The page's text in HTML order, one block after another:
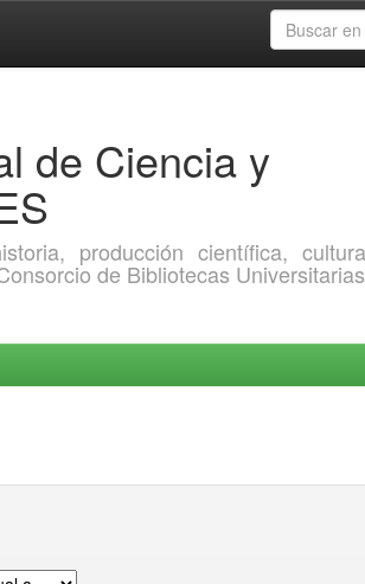
de Ciencia y
producción científica,
de Bibliotecas